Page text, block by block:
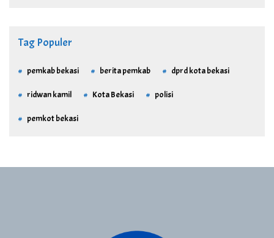
Tag Populer
pemkab bekasi berita pemkab dprd kota bekasi
ridwan kamil Kota Bekasi polisi
pemkot bekasi